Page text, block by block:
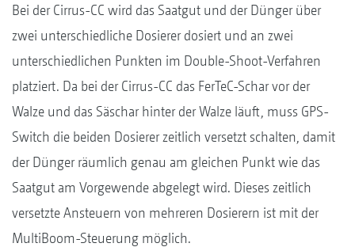
Bei der Cirrus-CC wird das Saatgut und der Dünger über
zwei unterschiedliche Dosierer dosiert und an zwei
unterschiedlichen Punkten im Double-Shoot-Verfahren
platziert. Da bei der Cirrus-CC das FerTeC-Schar vor der
Walze und das Säschar hinter der Walze läuft, muss GPS-
Switch die beiden Dosierer zeitlich versetzt schalten, damit
der Dünger räumlich genau am gleichen Punkt wie das
Saatgut am Vorgewende abgelegt wird. Dieses zeitlich
versetzte Ansteuern von mehreren Dosierern ist mit der
MultiBoom-Steuerung möglich.